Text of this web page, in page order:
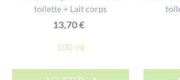
toilette + Lait corps
13,70€
100 ml